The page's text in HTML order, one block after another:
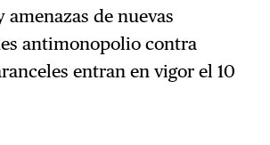
de nuevas
antimonopolio contra
entran en vigor el 10